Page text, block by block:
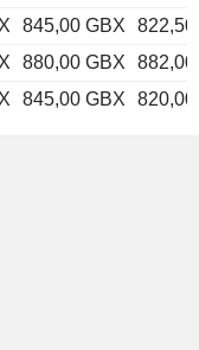
845,00 GBX
880,00 GBX
845,00 GBX